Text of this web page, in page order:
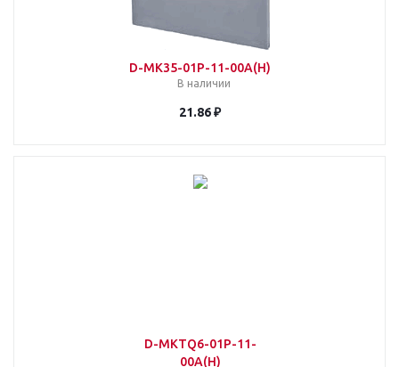
D-MK35-01P-11-00A(H)
В наличии
21.86 ₽
D-MKTQ6-01P-11-
00A(H)